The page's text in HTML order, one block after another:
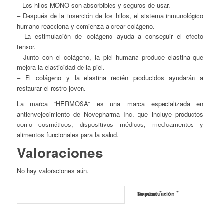
– Los hilos MONO son absorbibles y seguros de usar.
– Después de la inserción de los hilos, el sistema inmunológico
humano reacciona y comienza a crear colágeno.
– La estimulación del colágeno ayuda a conseguir el efecto
tensor.
– Junto con el colágeno, la piel humana produce elastina que
mejora la elasticidad de la piel.
– El colágeno y la elastina recién producidos ayudarán a
restaurar el rostro joven.
La marca “HERMOSA” es una marca especializada en
antienvejecimiento de Novepharma Inc. que incluye productos
como cosméticos, dispositivos médicos, medicamentos y
alimentos funcionales para la salud.
Valoraciones
No hay valoraciones aún.
Nombre*
Tu puntuación *